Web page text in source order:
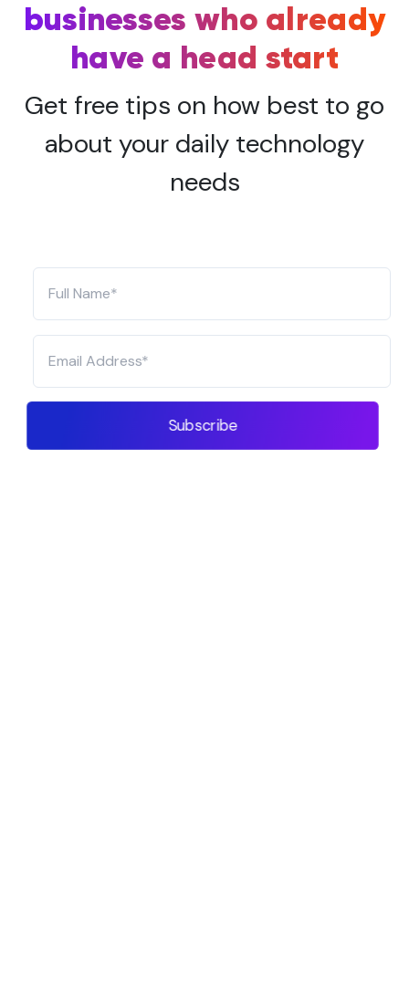
businesses who already
have a head start
Get free tips on how best to go
about your daily technology
needs
Subscribe